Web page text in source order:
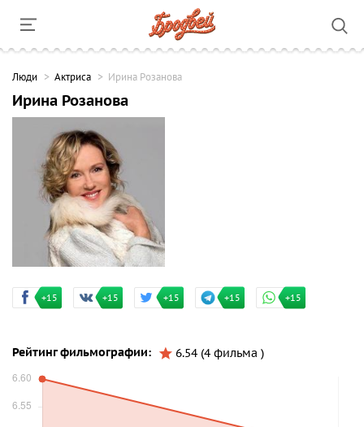
Люди Актриса Ирина Розанова
Ирина Розанова
+15 +15 +15 +15 +15
Рейтинг фильмографии: 6.54 (4 фильма )